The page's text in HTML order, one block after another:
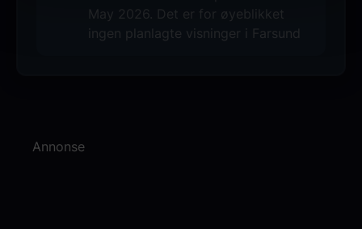
May 2026. Det er for øyeblikket
ingen planlagte visninger i Farsund
Annonse